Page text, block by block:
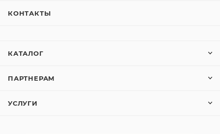
КОНТАКТЫ
КАТАЛОГ
ПАРТНЕРАМ
УСЛУГИ